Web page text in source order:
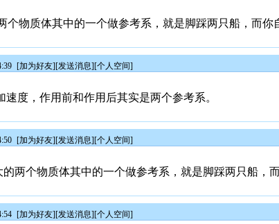
个物质体其中的一个做参考系，就是脚踩两只船，而你
[加为好友][发送消息][个人空间]
度，作用前和作用后其实是两个参考系。
[加为好友][发送消息][个人空间]
两个物质体其中的一个做参考系，就是脚踩两只船，
[加为好友][发送消息][个人空间]